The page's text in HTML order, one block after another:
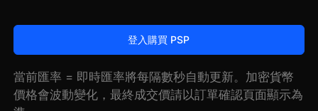
登入購買 PSP
當前匯率 = 即時匯率將每隔數秒自動更新。加密貨幣
價格會波動變化，最終成交價請以訂單確認頁面顯示為